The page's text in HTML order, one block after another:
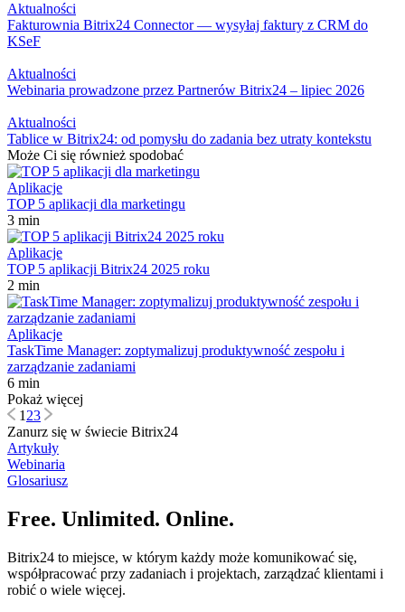
Aktualności
Fakturownia Bitrix24 Connector — wysyłaj faktury z CRM do
KSeF
Aktualności
Webinaria prowadzone przez Partnerów Bitrix24 – lipiec 2026
Aktualności
Tablice w Bitrix24: od pomysłu do zadania bez utraty kontekstu
Może Ci się również spodobać
Aplikacje
TOP 5 aplikacji dla marketingu
3 min
Aplikacje
TOP 5 aplikacji Bitrix24 2025 roku
2 min
Aplikacje
TaskTime Manager: zoptymalizuj produktywność zespołu i
zarządzanie zadaniami
6 min
Pokaż więcej
123
Zanurz się w świecie Bitrix24
Artykuły
Webinaria
Glosariusz
Free. Unlimited. Online.
Bitrix24 to miejsce, w którym każdy może komunikować się,
współpracować przy zadaniach i projektach, zarządzać klientami i
robić o wiele więcej.